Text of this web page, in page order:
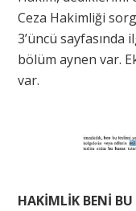
Ceza Hakimliği
3’üncü sayfasında
bölüm aynen var.
var.
HAKİMLİK BENİ